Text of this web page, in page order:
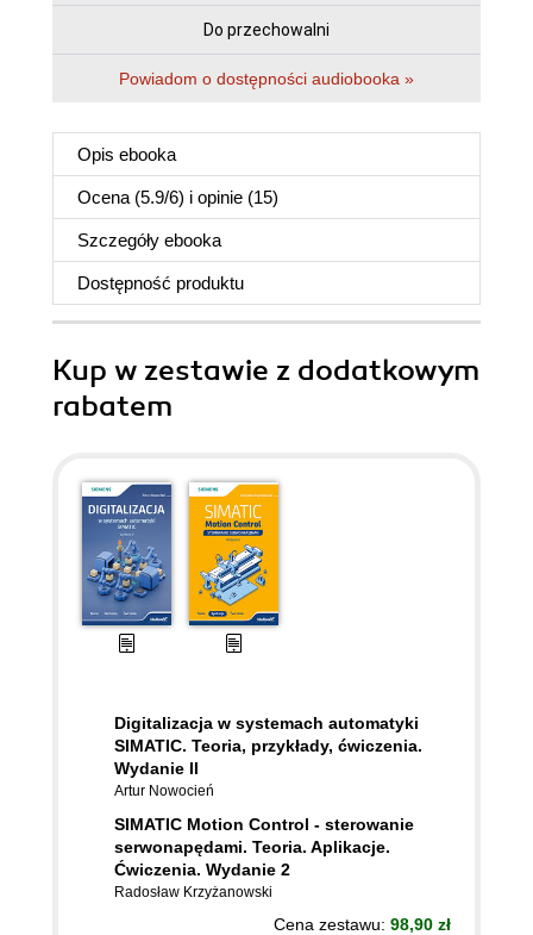
Do przechowalni
Powiadom o dostępności audiobooka »
Opis ebooka
Ocena (5.9/6) i opinie (15)
Szczegóły ebooka
Dostępność produktu
Kup w zestawie z dodatkowym
rabatem
Digitalizacja w systemach automatyki
SIMATIC. Teoria, przykłady, ćwiczenia.
Wydanie II
Artur Nowocień
SIMATIC Motion Control - sterowanie
serwonapędami. Teoria. Aplikacje.
Ćwiczenia. Wydanie 2
Radosław Krzyżanowski
Cena zestawu: 98,90 zł